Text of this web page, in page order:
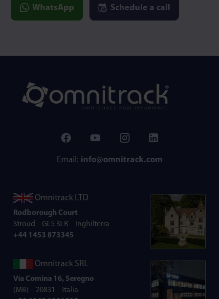
WhatsApp Schedule a call
Email: info@omnitrack.com
Omnitrack LTD
Rodborough Court
Stroud – GL5 3LR – Inghilterra
+44 1453 873345
Omnitrack SRL
Via Comina 16, Seregno
(MB) – 20831 – Italia